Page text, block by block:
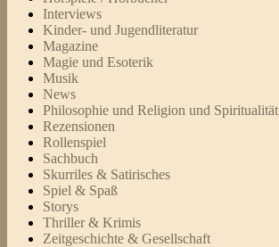
Interviews
Kinder- und Jugendliteratur
Magazine
Magie und Esoterik
Musik
News
Philosophie und Religion und Spiritualität
Rezensionen
Rollenspiel
Sachbuch
Skurriles & Satirisches
Spiel & Spaß
Storys
Thriller & Krimis
Zeitgeschichte & Gesellschaft